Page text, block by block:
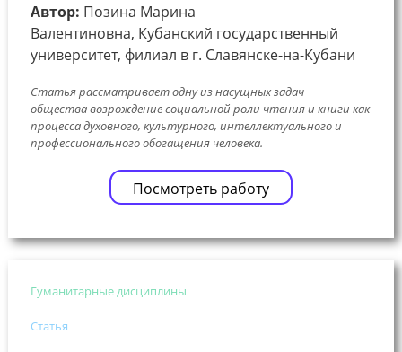
Автор: Позина Марина
Валентиновна, Кубанский государственный
университет, филиал в г. Славянске-на-Кубани
Статья рассматривает одну из насущных задач
общества возрождение социальной роли чтения и книги как
процесса духовного, культурного, интеллектуального и
профессионального обогащения человека.
Посмотреть работу
Гуманитарные дисциплины
Статья